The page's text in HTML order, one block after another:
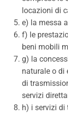
locazioni di
e) la messa
f) le
beni mobili
g) la
naturale o di
di
servizi
h) i servizi di